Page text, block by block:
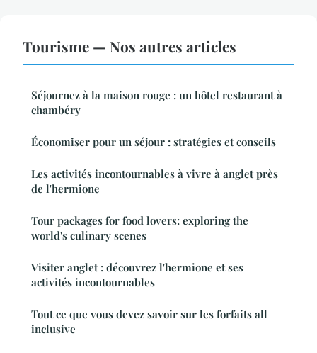
Tourisme — Nos autres articles
Séjournez à la maison rouge : un hôtel restaurant à
chambéry
Économiser pour un séjour : stratégies et conseils
Les activités incontournables à vivre à anglet près
de l'hermione
Tour packages for food lovers: exploring the
world's culinary scenes
Visiter anglet : découvrez l'hermione et ses
activités incontournables
Tout ce que vous devez savoir sur les forfaits all
inclusive